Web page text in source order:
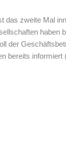
das zweite Mal
haben
der
bereits informiert